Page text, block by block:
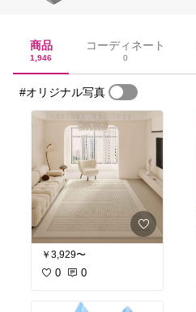
商品
1,946
コーディネート
0
#オリジナル写真
￥3,929〜
0 0